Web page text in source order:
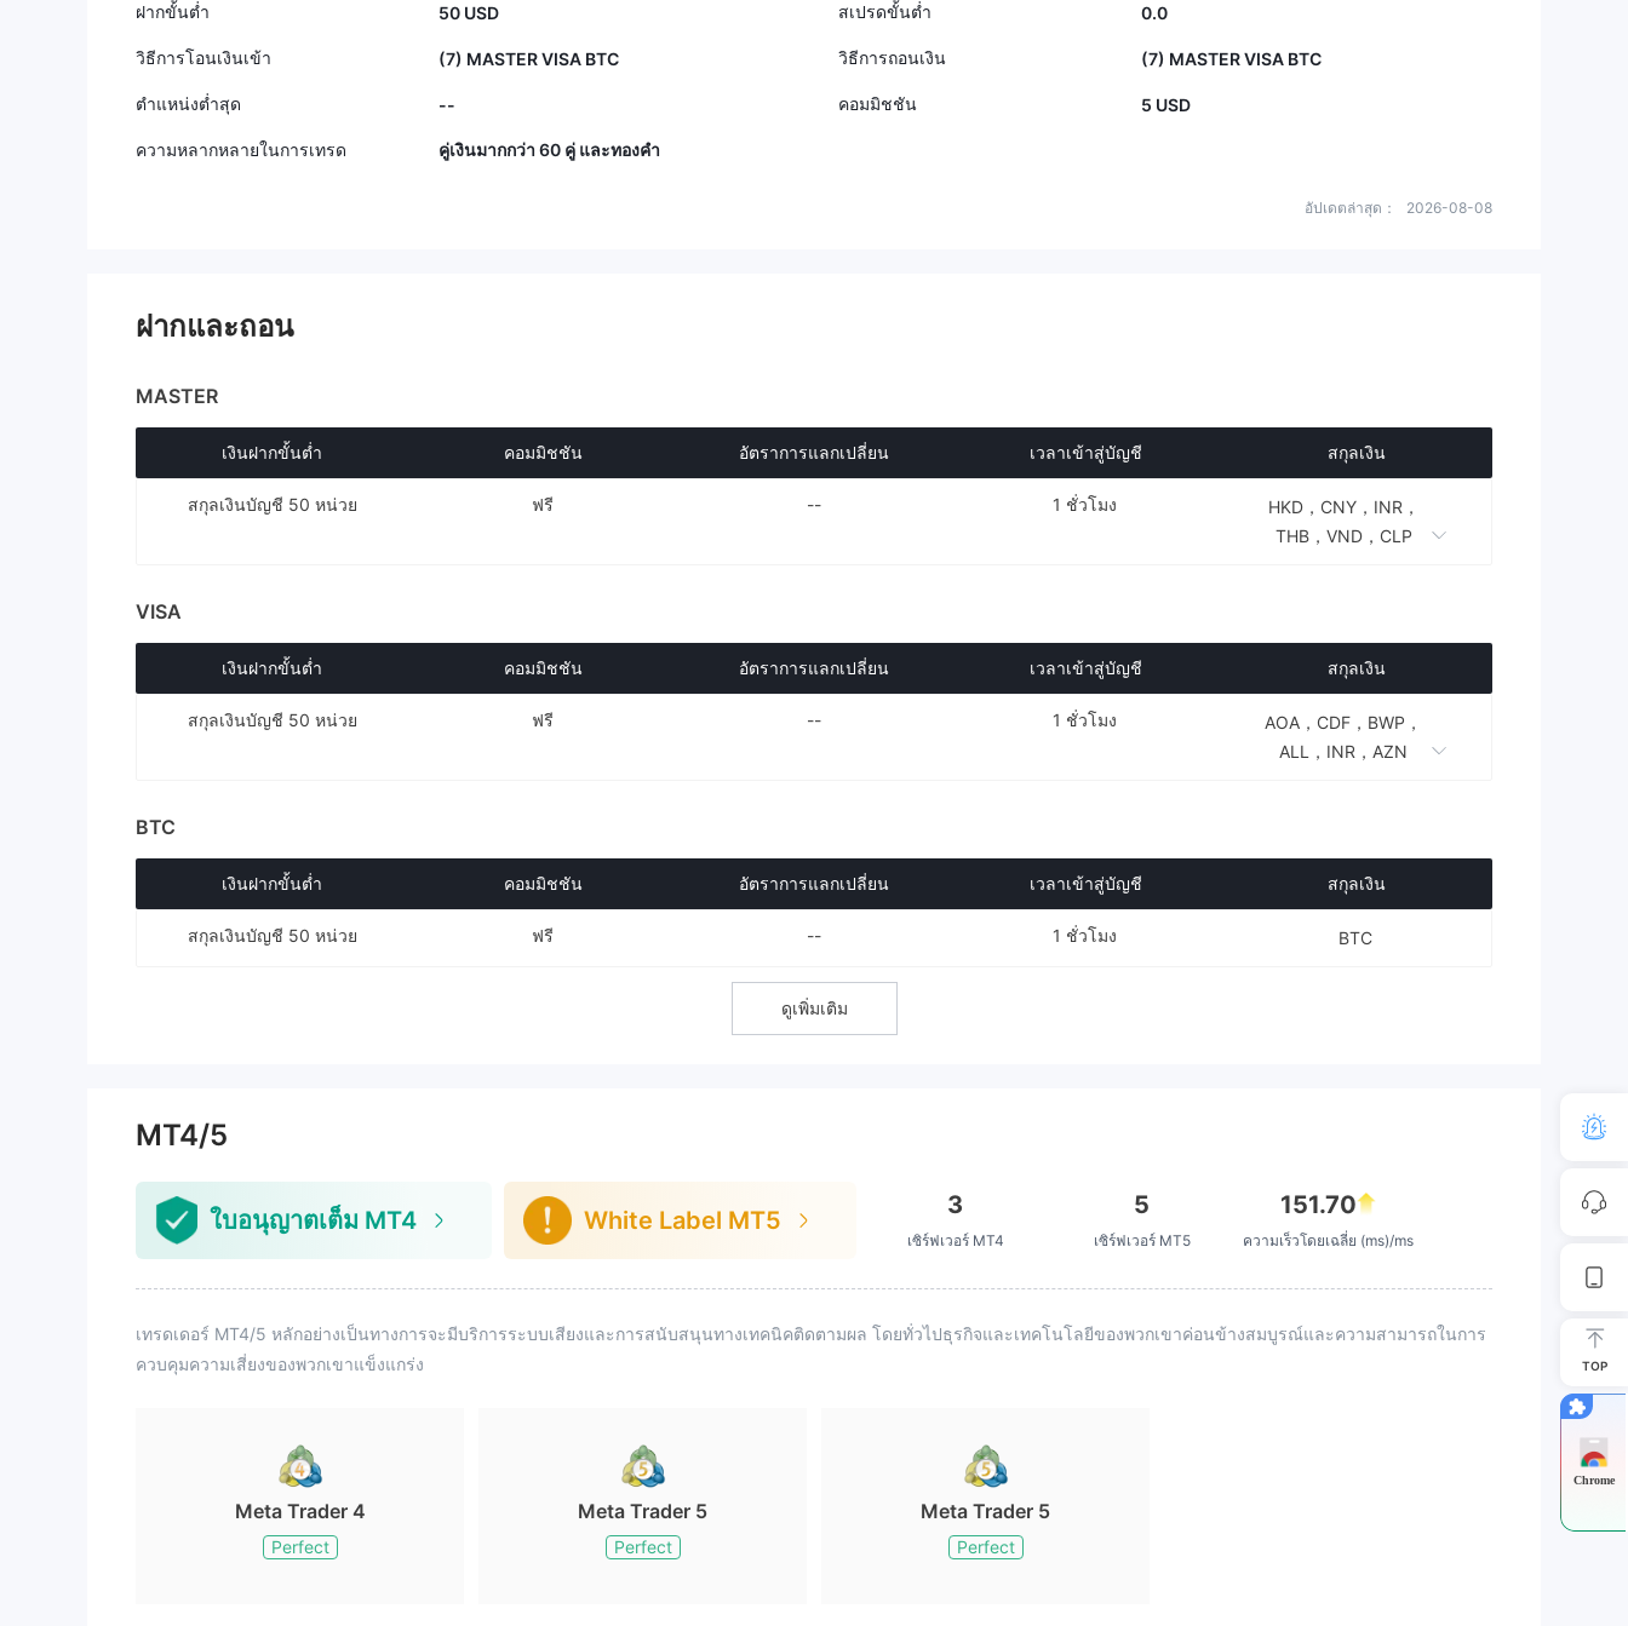
ฝากขั้นต่ำ 50 USD สเปรดขั้นต่ำ 0.0
วิธีการโอนเงินเข้า (7) MASTER VISA BTC วิธีการถอนเงิน (7) MASTER VISA BTC
ตำแหน่งต่ำสุด -- คอมมิชชัน 5 USD
ความหลากหลายในการเทรด คู่เงินมากกว่า 60 คู่ และทองคำ
อัปเดตล่าสุด： 2026-08-08
ฝากและถอน
MASTER
เงินฝากขั้นต่ำ คอมมิชชัน อัตราการแลกเปลี่ยน เวลาเข้าสู่บัญชี สกุลเงิน
สกุลเงินบัญชี 50 หน่วย ฟรี -- 1 ชั่วโมง
HKD，CNY，INR，
THB，VND，CLP
VISA
เงินฝากขั้นต่ำ คอมมิชชัน อัตราการแลกเปลี่ยน เวลาเข้าสู่บัญชี สกุลเงิน
สกุลเงินบัญชี 50 หน่วย ฟรี -- 1 ชั่วโมง
AOA，CDF，BWP，
ALL，INR，AZN
BTC
เงินฝากขั้นต่ำ คอมมิชชัน อัตราการแลกเปลี่ยน เวลาเข้าสู่บัญชี สกุลเงิน
สกุลเงินบัญชี 50 หน่วย ฟรี -- 1 ชั่วโมง BTC
ดูเพิ่มเติม
MT4/5
ใบอนุญาตเต็ม MT4 White Label MT5
3
เซิร์ฟเวอร์ MT4
5
เซิร์ฟเวอร์ MT5
151.70
ความเร็วโดยเฉลี่ย (ms)/ms
เทรดเดอร์ MT4/5 หลักอย่างเป็นทางการจะมีบริการระบบเสียงและการสนับสนุนทางเทคนิคติดตามผล โดยทั่วไปธุรกิจและเทคโนโลยีของพวกเขาค่อนข้างสมบูรณ์และความสามารถในการ
ควบคุมความเสี่ยงของพวกเขาแข็งแกร่ง
Meta Trader 4
Perfect
Meta Trader 5
Perfect
Meta Trader 5
Perfect
TOP
Chrome